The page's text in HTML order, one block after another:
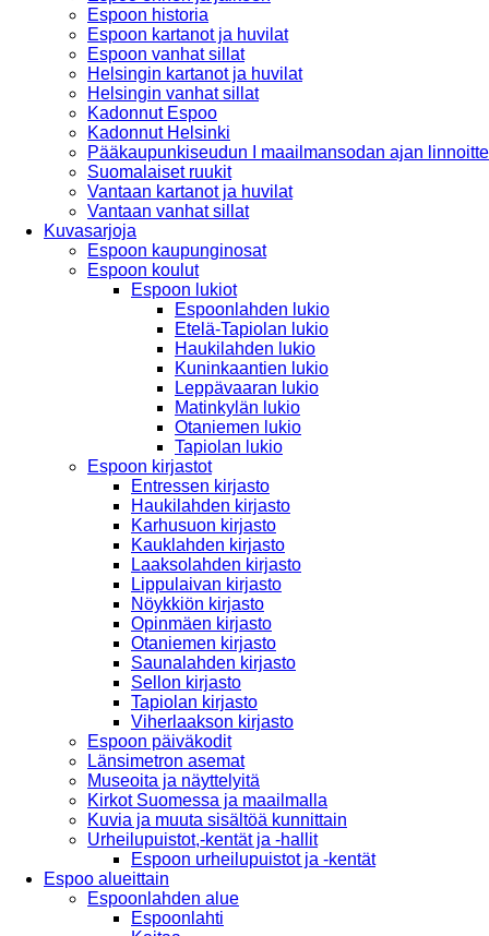
Espoon historia
Espoon kartanot ja huvilat
Espoon vanhat sillat
Helsingin kartanot ja huvilat
Helsingin vanhat sillat
Kadonnut Espoo
Kadonnut Helsinki
Pääkaupunkiseudun I maailmansodan ajan
Suomalaiset ruukit
Vantaan kartanot ja huvilat
Vantaan vanhat sillat
Kuvasarjoja
Espoon kaupunginosat
Espoon koulut
Espoon lukiot
Espoonlahden lukio
Etelä-Tapiolan lukio
Haukilahden lukio
Kuninkaantien lukio
Leppävaaran lukio
Matinkylän lukio
Otaniemen lukio
Tapiolan lukio
Espoon kirjastot
Entressen kirjasto
Haukilahden kirjasto
Karhusuon kirjasto
Kauklahden kirjasto
Laaksolahden kirjasto
Lippulaivan kirjasto
Nöykkiön kirjasto
Opinmäen kirjasto
Otaniemen kirjasto
Saunalahden kirjasto
Sellon kirjasto
Tapiolan kirjasto
Viherlaakson kirjasto
Espoon päiväkodit
Länsimetron asemat
Museoita ja näyttelyitä
Kirkot Suomessa ja maailmalla
Kuvia ja muuta sisältöä kunnittain
Urheilupuistot,-kentät ja -hallit
Espoon urheilupuistot ja -kentät
Espoo alueittain
Espoonlahden alue
Espoonlahti